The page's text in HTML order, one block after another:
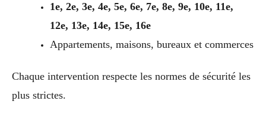
1e, 2e, 3e, 4e, 5e, 6e, 7e, 8e, 9e, 10e, 11e,
12e, 13e, 14e, 15e, 16e
Appartements, maisons, bureaux et commerces
Chaque intervention respecte les normes de sécurité les
plus strictes.